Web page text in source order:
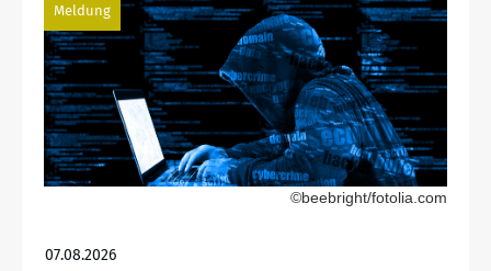
Meldung
©beebright/fotolia.com
07.08.2026